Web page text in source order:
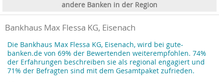
andere Banken in der Region
Bankhaus Max Flessa KG, Eisenach
Die Bankhaus Max Flessa KG, Eisenach, wird bei gute-
banken.de von 69% der Bewertenden weiterempfohlen. 74%
der Erfahrungen beschreiben sie als regional engagiert und
71% der Befragten sind mit dem Gesamtpaket zufrieden.